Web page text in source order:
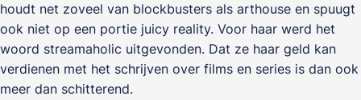
houdt net zoveel van blockbusters als arthouse en spuugt
ook niet op een portie juicy reality. Voor haar werd het
woord streamaholic uitgevonden. Dat ze haar geld kan
verdienen met het schrijven over films en series is dan ook
meer dan schitterend.